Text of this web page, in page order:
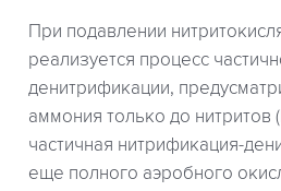
При подавлении
реализуется процесс
денитрификации,
аммония только до нитритов
частичная нитрификация-
еще полного аэробного